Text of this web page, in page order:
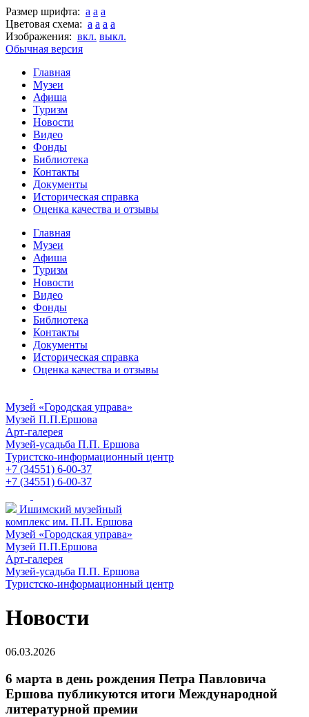
Размер шрифта: a a a
Цветовая схема: a a a a
Изображения: вкл. выкл.
Обычная версия
Главная
Музеи
Афиша
Туризм
Новости
Видео
Фонды
Библиотека
Контакты
Документы
Историческая справка
Оценка качества и отзывы
Главная
Музеи
Афиша
Туризм
Новости
Видео
Фонды
Библиотека
Контакты
Документы
Историческая справка
Оценка качества и отзывы
Музей «Городская управа»
Музей П.П.Ершова
Арт-галерея
Музей-усадьба П.П. Ершова
Туристско-информационный центр
+7 (34551) 6-00-37
+7 (34551) 6-00-37
Ишимский музейный
комплекс им. П.П. Ершова
Музей «Городская управа»
Музей П.П.Ершова
Арт-галерея
Музей-усадьба П.П. Ершова
Туристско-информационный центр
Новости
06.03.2026
6 марта в день рождения Петра Павловича
Ершова публикуются итоги Международной
литературной премии